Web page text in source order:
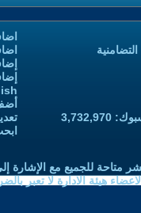
متاحة للجميع مع الإشارة
هيئة الادارة لا تعبر